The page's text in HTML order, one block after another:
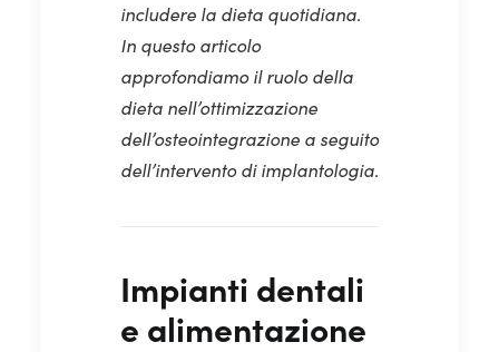
includere la dieta quotidiana.
In questo articolo
approfondiamo il ruolo della
dieta nell’ottimizzazione
dell’osteointegrazione a seguito
dell’intervento di implantologia.
Impianti dentali
e alimentazione